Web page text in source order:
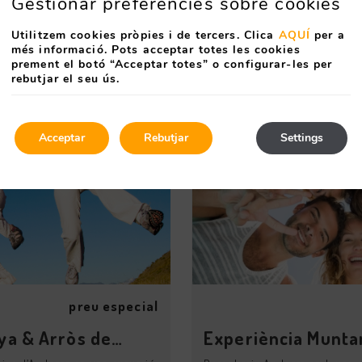
Mont Magic
pensada per a tota la
a Canillo, un espai ...
Experiència
Vine a descobrir amb
d’Andorra, entre muntanyes,
preu especial
& Arròs de
Experiència
Utilitzem cookies pròpies i de tercers. Clica AQUÍ per a
més informació. Pots acceptar totes les cookies
prement el botó “Acceptar totes” o configurar-les per
rebutjar el seu ús.
Acceptar Settings
Rebutjar